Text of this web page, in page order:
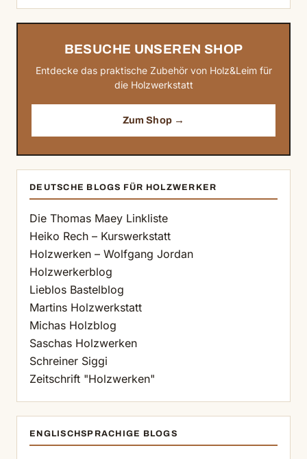
BESUCHE UNSEREN SHOP
Entdecke das praktische Zubehör von Holz&Leim für
die Holzwerkstatt
Zum Shop →
DEUTSCHE BLOGS FÜR HOLZWERKER
Die Thomas Maey Linkliste
Heiko Rech – Kurswerkstatt
Holzwerken – Wolfgang Jordan
Holzwerkerblog
Lieblos Bastelblog
Martins Holzwerkstatt
Michas Holzblog
Saschas Holzwerken
Schreiner Siggi
Zeitschrift "Holzwerken"
ENGLISCHSPRACHIGE BLOGS